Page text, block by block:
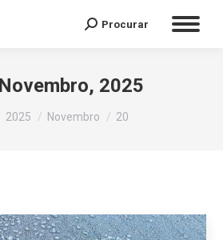
Search:
Procurar
2025
here:
2025 Novembro 20